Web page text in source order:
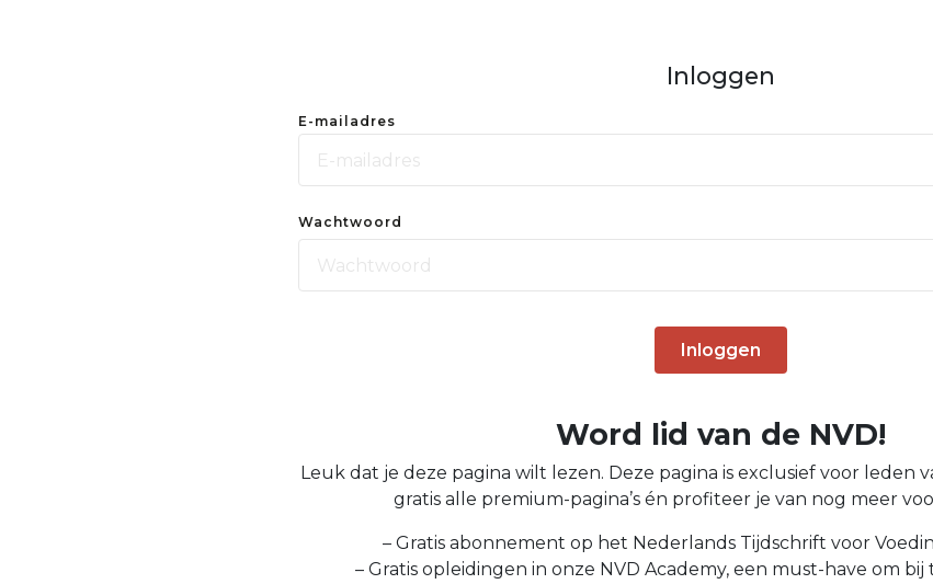
Inloggen
E-mailadres
Wachtwoord
Inloggen
Word lid van de NVD!
Leuk dat je deze pagina wilt lezen. Deze pagina is exclusief voor leden
gratis alle premium-pagina’s én profiteer je van nog meer
– Gratis abonnement op het Nederlands Tijdschrift voor
– Gratis opleidingen in onze NVD Academy, een must-have om bij